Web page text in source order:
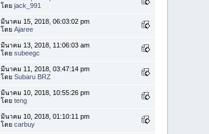
โดยjack_991
มีนาคม 15, 2018, 06:03:02 pm
โดยAjaree
มีนาคม 13, 2018, 11:06:03 am
โดยsubeegc
มีนาคม 11, 2018, 03:47:14 pm
โดยSubaru BRZ
มีนาคม 10, 2018, 10:55:26 pm
โดยteng
มีนาคม 10, 2018, 01:10:11 pm
โดยcarbuy